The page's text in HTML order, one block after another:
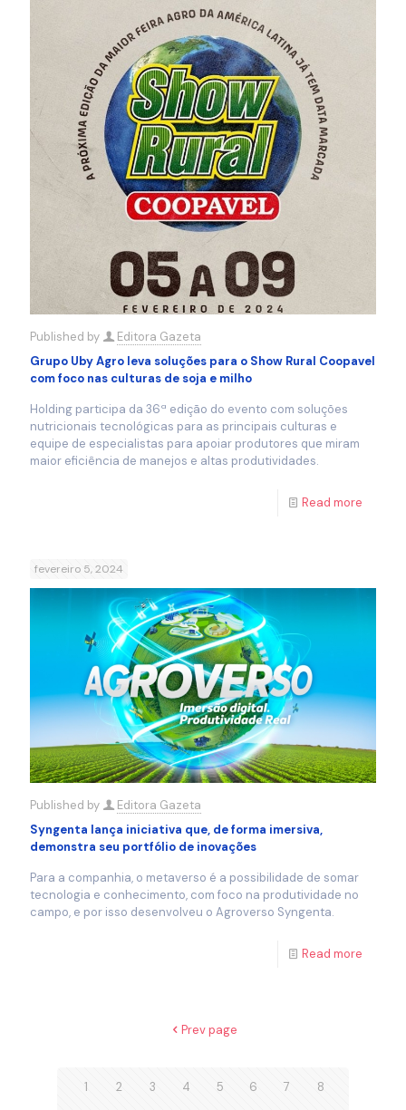
Published by
Editora Gazeta
Grupo Uby Agro leva soluções para o Show Rural Coopavel
com foco nas culturas de soja e milho
Holding participa da 36ª edição do evento com soluções
nutricionais tecnológicas para as principais culturas e
equipe de especialistas para apoiar produtores que miram
maior eficiência de manejos e altas produtividades.
Read more
fevereiro 5, 2024
Published by
Editora Gazeta
Syngenta lança iniciativa que, de forma imersiva,
demonstra seu portfólio de inovações
Para a companhia, o metaverso é a possibilidade de somar
tecnologia e conhecimento, com foco na produtividade no
campo, e por isso desenvolveu o Agroverso Syngenta.
Read more
Prev page
1 2 3 4 5 6 7 8